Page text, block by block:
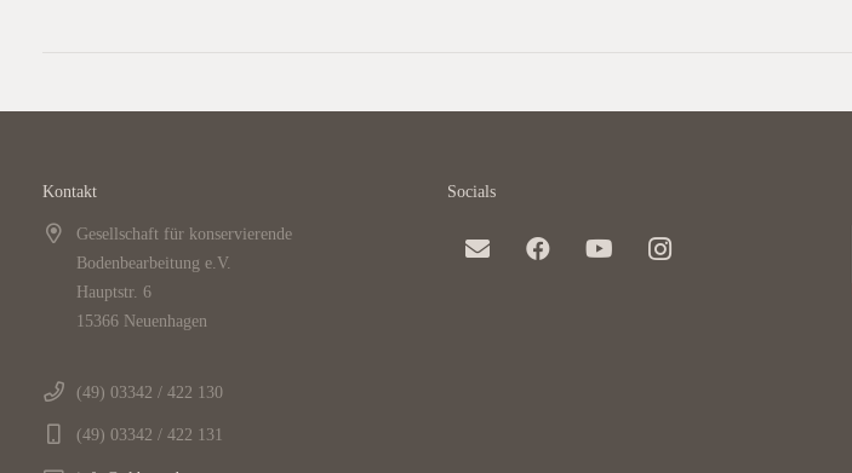
Kontakt
Gesellschaft für konservierende
Bodenbearbeitung e.V.
Hauptstr. 6
15366 Neuenhagen
(49) 03342 / 422 130
(49) 03342 / 422 131
Socials